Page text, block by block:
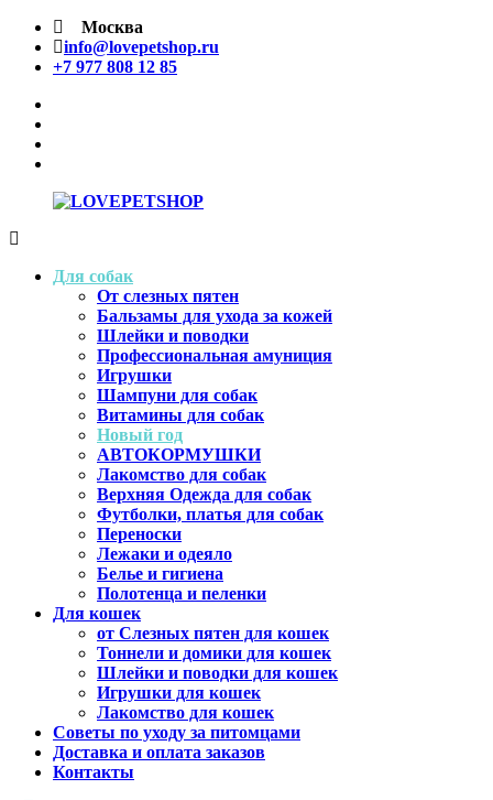
Перейти
содержимому
Москва
info@lovepetshop.ru
+7 977 808 12 85
для
животных
Для собак
От слезных пятен
Бальзамы для ухода за кожей
Шлейки и поводки
Профессиональная амуниция
Игрушки
Шампуни для собак
Витамины для собак
Новый год
АВТОКОРМУШКИ
Лакомство для собак
Верхняя Одежда для собак
Футболки, платья для собак
Переноски
Лежаки и одеяло
Белье и гигиена
Полотенца и пеленки
Для кошек
от Слезных пятен для кошек
Тоннели и домики для кошек
Шлейки и поводки для кошек
Игрушки для кошек
Лакомство для кошек
Советы по уходу за питомцами
Доставка и оплата заказов
Контакты